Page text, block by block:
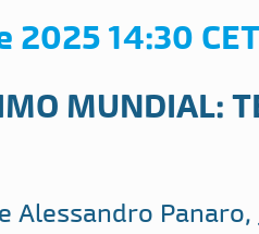
14:30 CET
MUNDIAL:
Alessandro